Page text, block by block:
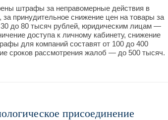
штрафы за неправомерные действия в
принудительное снижение цен на товары за
до 80 тысяч рублей, юридическим лицам —
доступа к личному кабинету, снижение
для компаний составят от 100 до 400
сроков рассмотрения жалоб — до 500 тысяч.
присоединение